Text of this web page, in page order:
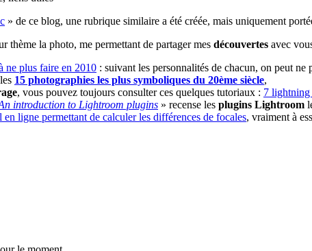
» de ce blog, une rubrique similaire a été créée, mais uniquement
thème la photo, me permettant de partager mes découvertes avec
ne plus faire en 2010 : suivant les personnalités de chacun, on peut ne
15 photographies les plus symboliques du 20ème siècle,
, vous pouvez toujours consulter ces quelques tutoriaux : 7 lightning
introduction to Lightroom plugins » recense les plugins Lightroom
en ligne permettant de calculer les différences de focales, vraiment à